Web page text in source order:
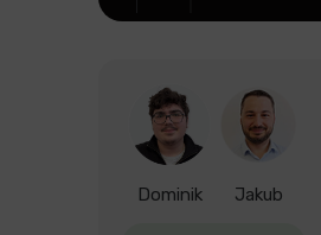
Dominik Jakub